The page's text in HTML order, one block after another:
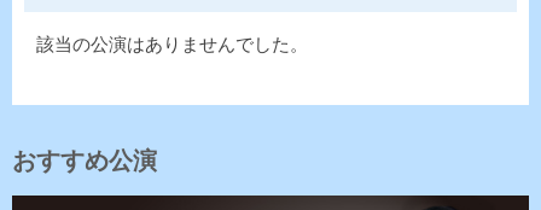
該当の公演はありませんでした。
おすすめ公演